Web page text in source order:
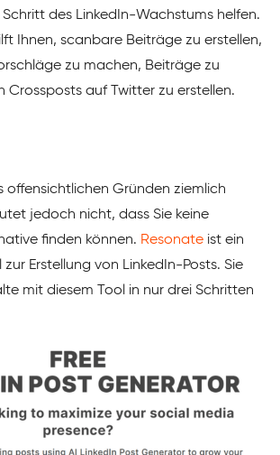
Schritt des LinkedIn-Wachstums helfen.
Ihnen, scanbare Beiträge zu erstellen,
zu machen, Beiträge zu
Crossposts auf Twitter zu erstellen.
offensichtlichen Gründen ziemlich
jedoch nicht, dass Sie keine
finden können. Resonate ist ein
zur Erstellung von LinkedIn-Posts. Sie
mit diesem Tool in nur drei Schritten